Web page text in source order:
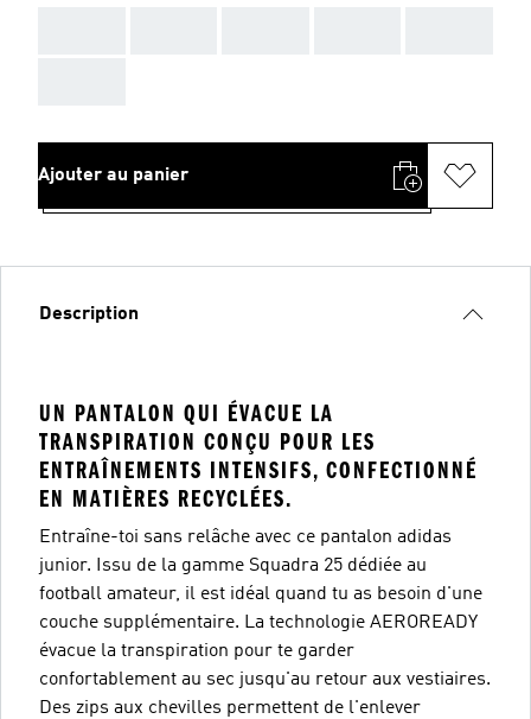
Ajouter au panier
Description
UN PANTALON QUI ÉVACUE LA
TRANSPIRATION CONÇU POUR LES
ENTRAÎNEMENTS INTENSIFS, CONFECTIONNÉ
EN MATIÈRES RECYCLÉES.
Entraîne-toi sans relâche avec ce pantalon adidas
junior. Issu de la gamme Squadra 25 dédiée au
football amateur, il est idéal quand tu as besoin d'une
couche supplémentaire. La technologie AEROREADY
évacue la transpiration pour te garder
confortablement au sec jusqu'au retour aux vestiaires.
Des zips aux chevilles permettent de l'enlever